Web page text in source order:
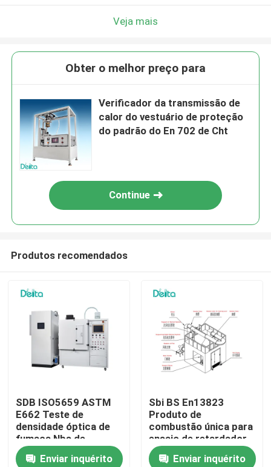
Para casa
Produtos
Veja mais
Obter o melhor preço para
Verificador da transmissão de
calor do vestuário de proteção
do padrão do En 702 de Cht
Continue
Produtos recomendados
SDB ISO5659 ASTM
E662 Teste de
densidade óptica de
fumaça Nbs de
plástico
Enviar inquérito
Sbi BS En13823
Produto de
combustão única para
ensaio de retardador
de chama
Enviar inquérito